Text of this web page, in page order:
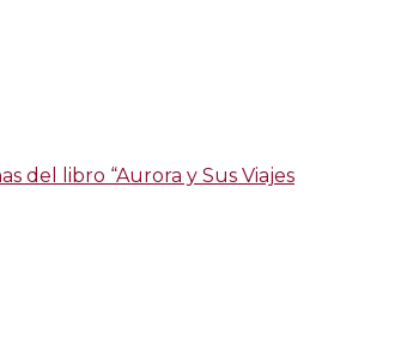
del libro “Aurora y Sus Viajes